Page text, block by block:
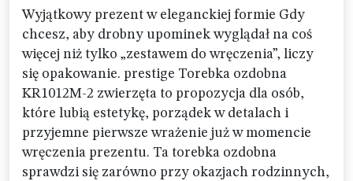
Wyjątkowy prezent w eleganckiej formie Gdy
chcesz, aby drobny upominek wyglądał na coś
więcej niż tylko „zestawem do wręczenia”, liczy
się opakowanie. prestige Torebka ozdobna
KR1012M-2 zwierzęta to propozycja dla osób,
które lubią estetykę, porządek w detalach i
przyjemne pierwsze wrażenie już w momencie
wręczenia prezentu. Ta torebka ozdobna
sprawdzi się zarówno przy okazjach rodzinnych,